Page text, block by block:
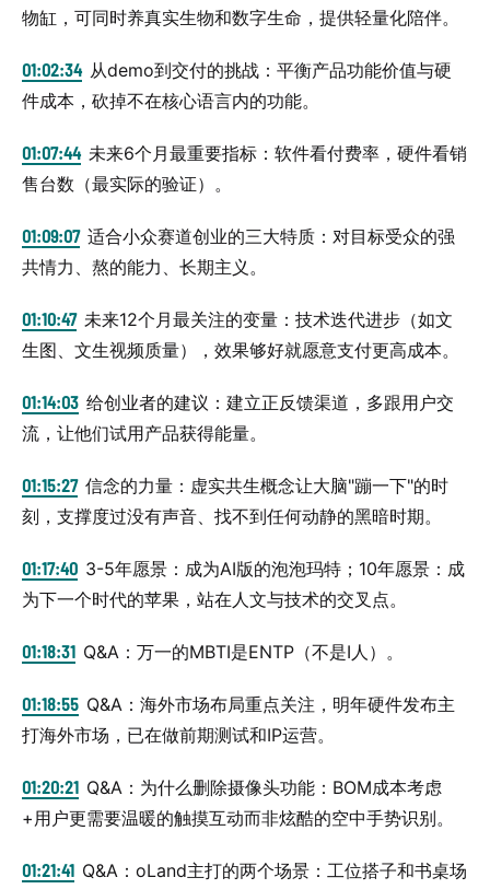
物缸，可同时养真实生物和数字生命，提供轻量化陪伴。
01:02:34 从demo到交付的挑战：平衡产品功能价值与硬
件成本，砍掉不在核心语言内的功能。
01:07:44 未来6个月最重要指标：软件看付费率，硬件看销
售台数（最实际的验证）。
01:09:07 适合小众赛道创业的三大特质：对目标受众的强
共情力、熬的能力、长期主义。
01:10:47 未来12个月最关注的变量：技术迭代进步（如文
生图、文生视频质量），效果够好就愿意支付更高成本。
01:14:03 给创业者的建议：建立正反馈渠道，多跟用户交
流，让他们试用产品获得能量。
01:15:27 信念的力量：虚实共生概念让大脑"蹦一下"的时
刻，支撑度过没有声音、找不到任何动静的黑暗时期。
01:17:40 3-5年愿景：成为AI版的泡泡玛特；10年愿景：成
为下一个时代的苹果，站在人文与技术的交叉点。
01:18:31 Q&A：万一的MBTI是ENTP（不是I人）。
01:18:55 Q&A：海外市场布局重点关注，明年硬件发布主
打海外市场，已在做前期测试和IP运营。
01:20:21 Q&A：为什么删除摄像头功能：BOM成本考虑
+用户更需要温暖的触摸互动而非炫酷的空中手势识别。
01:21:41 Q&A：oLand主打的两个场景：工位搭子和书桌场